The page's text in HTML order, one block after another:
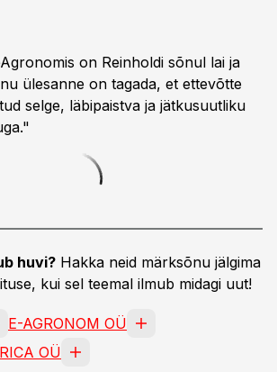
on Reinholdi sõnul lai ja
ülesanne on tagada, et ettevõtte
selge, läbipaistva ja jätkusuutliku
huvi? Hakka neid märksõnu jälgima
kui sel teemal ilmub midagi uut!
E-AGRONOM OÜ
OÜ